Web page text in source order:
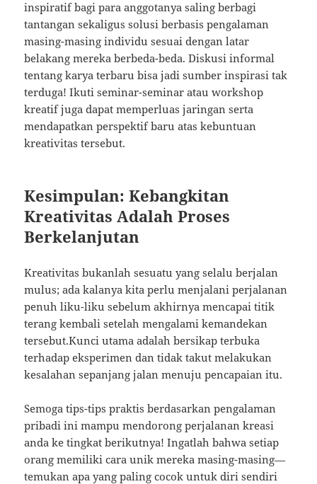
inspiratif bagi para anggotanya saling berbagi
tantangan sekaligus solusi berbasis pengalaman
masing-masing individu sesuai dengan latar
belakang mereka berbeda-beda. Diskusi informal
tentang karya terbaru bisa jadi sumber inspirasi tak
terduga! Ikuti seminar-seminar atau workshop
kreatif juga dapat memperluas jaringan serta
mendapatkan perspektif baru atas kebuntuan
kreativitas tersebut.
Kesimpulan: Kebangkitan
Kreativitas Adalah Proses
Berkelanjutan
Kreativitas bukanlah sesuatu yang selalu berjalan
mulus; ada kalanya kita perlu menjalani perjalanan
penuh liku-liku sebelum akhirnya mencapai titik
terang kembali setelah mengalami kemandekan
tersebut.Kunci utama adalah bersikap terbuka
terhadap eksperimen dan tidak takut melakukan
kesalahan sepanjang jalan menuju pencapaian itu.
Semoga tips-tips praktis berdasarkan pengalaman
pribadi ini mampu mendorong perjalanan kreasi
anda ke tingkat berikutnya! Ingatlah bahwa setiap
orang memiliki cara unik mereka masing-masing—
temukan apa yang paling cocok untuk diri sendiri